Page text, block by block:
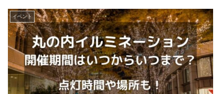
イベント